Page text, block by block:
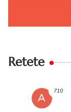
Retete
A
710